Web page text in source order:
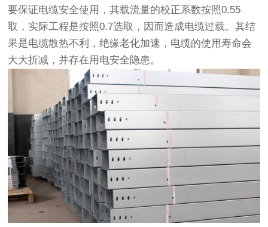
要保证电缆安全使用，其载流量的校正系数按照0.55
取，实际工程是按照0.7选取，因而造成电缆过载。其结
果是电缆散热不利，绝缘老化加速，电缆的使用寿命会
大大折减，并存在用电安全隐患。